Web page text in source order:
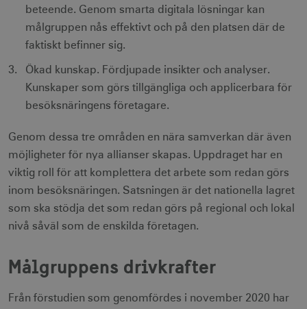
beteende. Genom smarta digitala lösningar kan
målgruppen nås effektivt och på den platsen där de
faktiskt befinner sig.
Ökad kunskap. Fördjupade insikter och analyser.
Kunskaper som görs tillgängliga och applicerbara för
besöksnäringens företagare.
Genom dessa tre områden en nära samverkan där även
möjligheter för nya allianser skapas. Uppdraget har en
viktig roll för att komplettera det arbete som redan görs
inom besöksnäringen. Satsningen är det nationella lagret
som ska stödja det som redan görs på regional och lokal
nivå såväl som de enskilda företagen.
Målgruppens drivkrafter
Från förstudien som genomfördes i november 2020 har